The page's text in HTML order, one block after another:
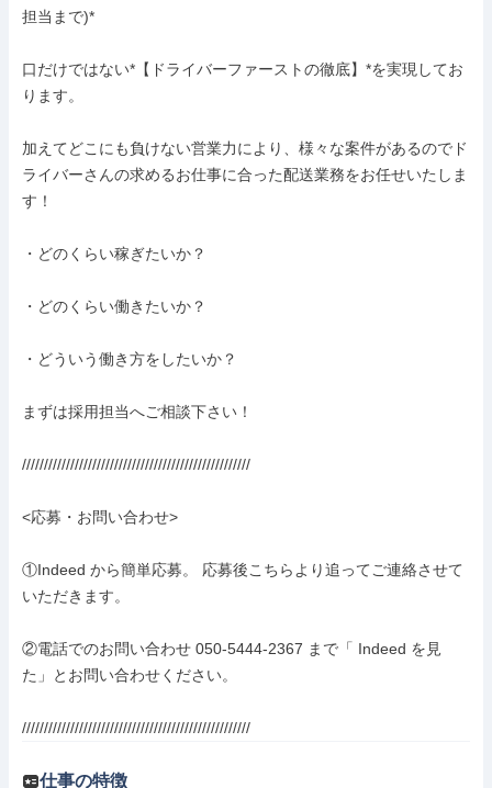
担当まで)*
口だけではない*【ドライバーファーストの徹底】*を実現してお
ります。
加えてどこにも負けない営業力により、様々な案件があるのでド
ライバーさんの求めるお仕事に合った配送業務をお任せいたしま
す！
・どのくらい稼ぎたいか？
・どのくらい働きたいか？
・どういう働き方をしたいか？
まずは採用担当へご相談下さい！
////////////////////////////////////////////////////
<応募・お問い合わせ>
①Indeed から簡単応募。 応募後こちらより追ってご連絡させて
いただきます。
②電話でのお問い合わせ 050-5444-2367 まで「 Indeed を見
た」とお問い合わせください。
////////////////////////////////////////////////////
仕事の特徴